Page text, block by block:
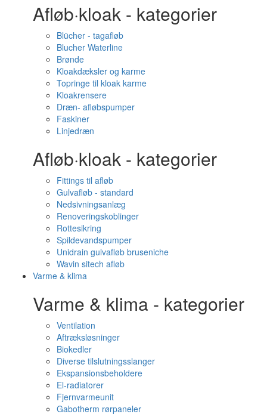
Afløb·kloak - kategorier
Blücher - tagafløb
Blucher Waterline
Brønde
Kloakdæksler og karme
Topringe til kloak karme
Kloakrensere
Dræn- afløbspumper
Faskiner
Linjedræn
Afløb·kloak - kategorier
Fittings til afløb
Gulvafløb - standard
Nedsivningsanlæg
Renoveringskoblinger
Rottesikring
Spildevandspumper
Unidrain gulvafløb bruseniche
Wavin sitech afløb
Varme & klima
Varme & klima - kategorier
Ventilation
Aftræksløsninger
Biokedler
Diverse tilslutningsslanger
Ekspansionsbeholdere
El-radiatorer
Fjernvarmeunit
Gabotherm rørpaneler